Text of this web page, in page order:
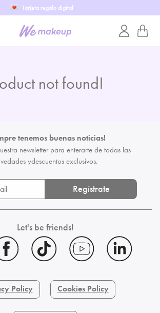
Tarjeta regalo digital
not found!
tenemos buenas noticias!
newsletter para enterarte de todas las
ydescuentos exclusivos.
Regístrate
Let's be friends!
Policy Cookies Policy